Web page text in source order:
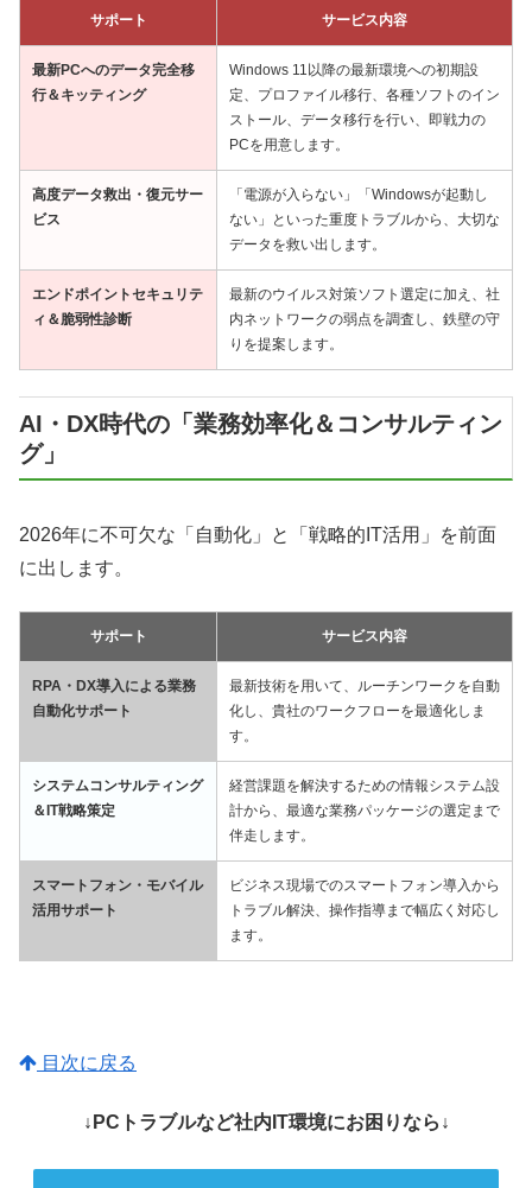
サポート サービス内容
最新PCへのデータ完全移
行＆キッティング
Windows 11以降の最新環境への初期設
定、プロファイル移行、各種ソフトのイン
ストール、データ移行を行い、即戦力の
PCを用意します。
高度データ救出・復元サー
ビス
「電源が入らない」「Windowsが起動し
ない」といった重度トラブルから、大切な
データを救い出します。
エンドポイントセキュリテ
ィ＆脆弱性診断
最新のウイルス対策ソフト選定に加え、社
内ネットワークの弱点を調査し、鉄壁の守
りを提案します。
AI・DX時代の「業務効率化＆コンサルティン
グ」
2026年に不可欠な「自動化」と「戦略的IT活用」を前面
に出します。
サポート サービス内容
RPA・DX導入による業務
自動化サポート
最新技術を用いて、ルーチンワークを自動
化し、貴社のワークフローを最適化しま
す。
システムコンサルティング
＆IT戦略策定
経営課題を解決するための情報システム設
計から、最適な業務パッケージの選定まで
伴走します。
スマートフォン・モバイル
活用サポート
ビジネス現場でのスマートフォン導入から
トラブル解決、操作指導まで幅広く対応し
ます。
目次に戻る
↓PCトラブルなど社内IT環境にお困りなら↓